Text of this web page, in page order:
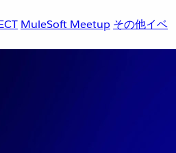
MuleSoft Meetup その他イベ